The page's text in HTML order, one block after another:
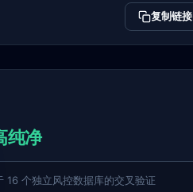
复制链接
纯净
16 个独立风控数据库的交叉验证